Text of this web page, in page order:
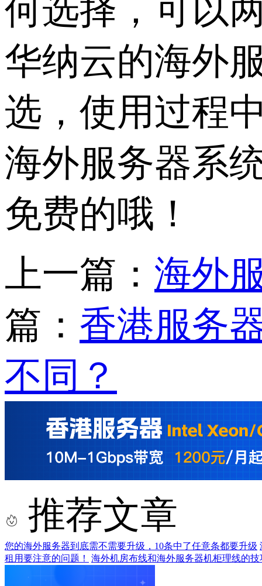
何选择，可以
华纳云的海外
选，使用过程
海外服务器系
免费的哦！
上一篇： 海外
篇： 香港服务
不同？
推荐文章
您的海外服务器到底需不需要升级，10条中了任意条都要升级
租用要注意的问题！
海外机房布线和海外服务器机柜理线的技